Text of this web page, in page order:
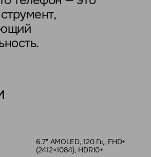
6.7" AMOLED, 120 Гц, FHD+
(2412×1084), HDR10+